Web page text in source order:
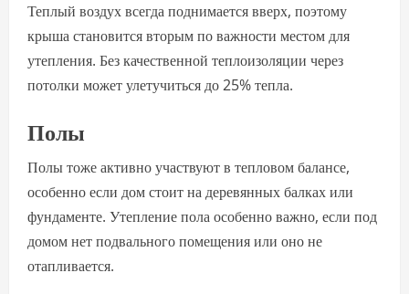
Теплый воздух всегда поднимается вверх, поэтому
крыша становится вторым по важности местом для
утепления. Без качественной теплоизоляции через
потолки может улетучиться до 25% тепла.
Полы
Полы тоже активно участвуют в тепловом балансе,
особенно если дом стоит на деревянных балках или
фундаменте. Утепление пола особенно важно, если под
домом нет подвального помещения или оно не
отапливается.